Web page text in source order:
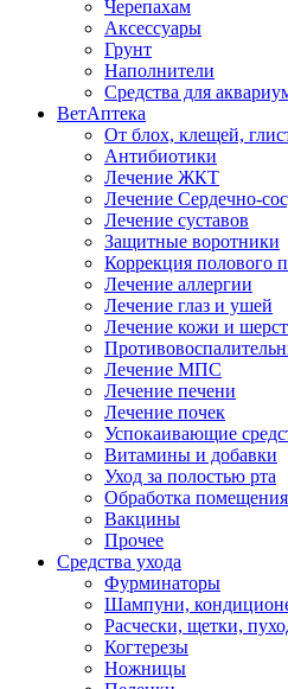
Черепахам
Аксессуары
Грунт
Наполнители
Средства для
ВетАптека
От блох, клещей,
Антибиотики
Лечение ЖКТ
Лечение Сердечно-
Лечение суставов
Защитные воротники
Коррекция полового
Лечение аллергии
Лечение глаз и ушей
Лечение кожи и
Лечение МПС
Лечение печени
Лечение почек
Успокаивающие
Витамины и добавки
Уход за полостью рта
Обработка помещения
Вакцины
Прочее
Средства ухода
Фурминаторы
Шампуни,
Расчески, щетки,
Когтерезы
Ножницы